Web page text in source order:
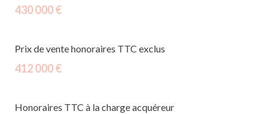
430 000 €
Prix de vente honoraires TTC exclus
412 000 €
Honoraires TTC à la charge acquéreur